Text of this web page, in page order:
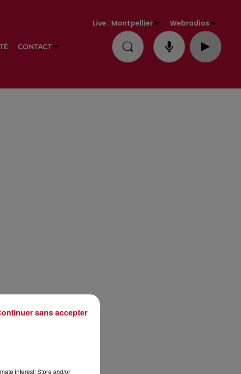
CONTACT
Live : Montpellier Webradios
interest: Store and/or
sans accepter